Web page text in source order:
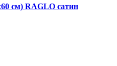
см) RAGLO сатин